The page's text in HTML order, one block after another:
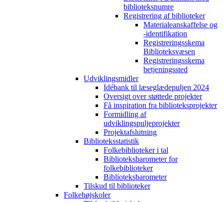
biblioteksnumre
Registrering af biblioteker
Materialeanskaffelse og
-identifikation
Registreringsskema
Biblioteksvæsen
Registreringsskema
betjeningssted
Udviklingsmidler
Idébank til læseglædepuljen 2024
Oversigt over støttede projekter
Få inspiration fra biblioteksprojekter
Formidling af
udviklingspuljeprojekter
Projektafslutning
Biblioteksstatistik
Folkebiblioteker i tal
Biblioteksbarometer for
folkebiblioteker
Biblioteksbarometer
Tilskud til biblioteker
Folkehøjskoler